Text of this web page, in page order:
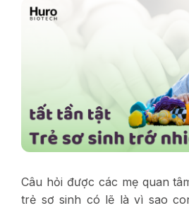
Câu hỏi được các mẹ quan
trẻ sơ sinh có lẽ là vì sao